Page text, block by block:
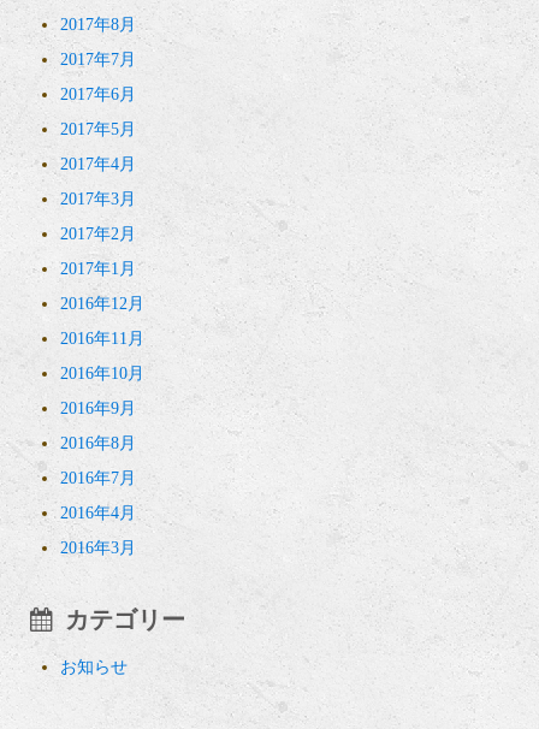
2017年8月
2017年7月
2017年6月
2017年5月
2017年4月
2017年3月
2017年2月
2017年1月
2016年12月
2016年11月
2016年10月
2016年9月
2016年8月
2016年7月
2016年4月
2016年3月
カテゴリー
お知らせ